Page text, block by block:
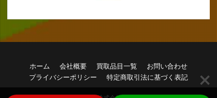
ホーム 会社概要 買取品目一覧
お問い合わせ
プライバシーポリシー
特定商取引法に基づく表記